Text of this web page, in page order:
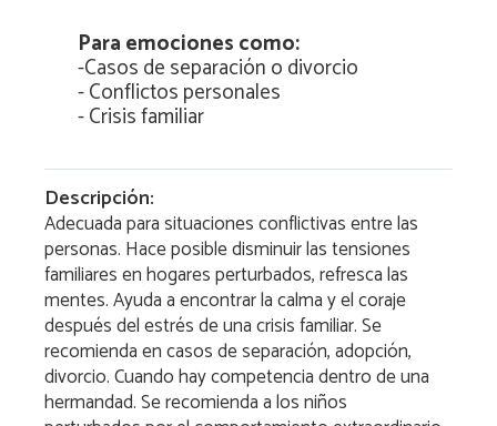
Para emociones como:
-Casos de separación o divorcio
-Conflictos personales
-Crisis familiar
Descripción:
Adecuada para situaciones conflictivas entre las
personas. Hace posible disminuir las tensiones
familiares en hogares perturbados, refresca las
mentes. Ayuda a encontrar la calma y el coraje
después del estrés de una crisis familiar. Se
recomienda en casos de separación, adopción,
divorcio. Cuando hay competencia dentro de una
hermandad. Se recomienda a los niños